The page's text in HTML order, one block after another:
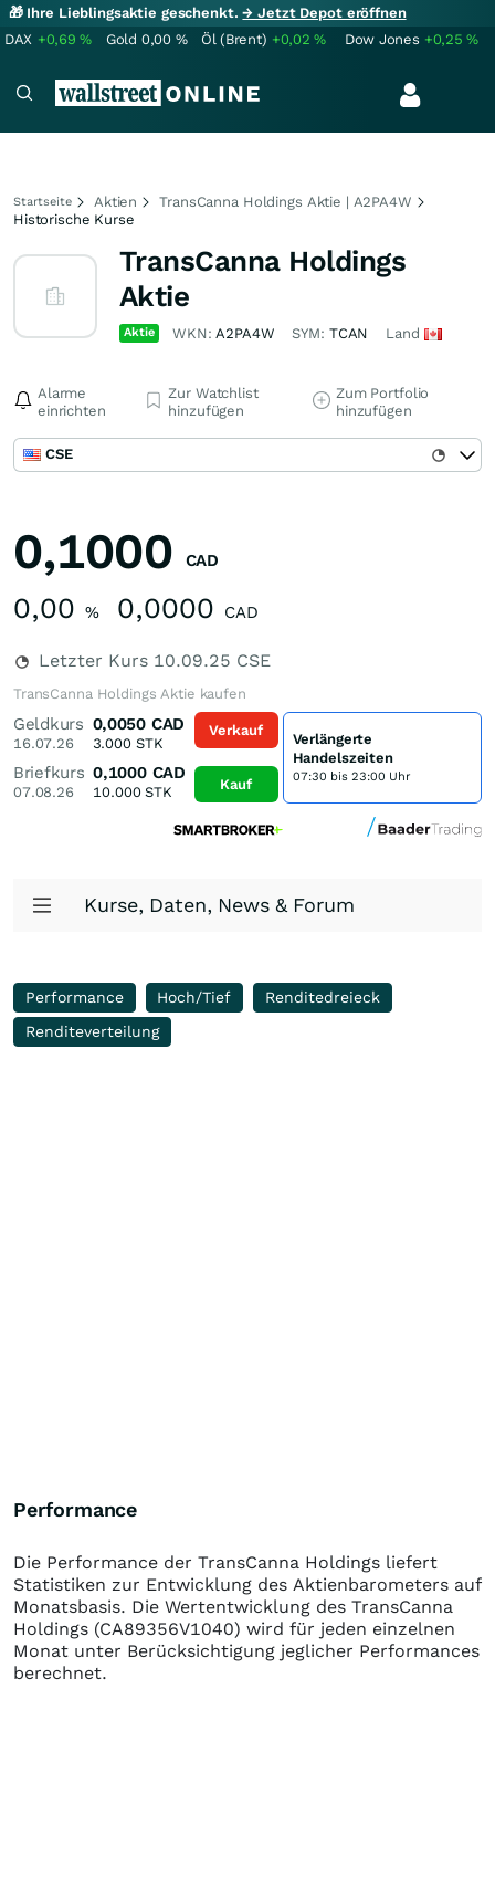
🎁 Ihre Lieblingsaktie geschenkt.→ Jetzt Depot eröffnen
DAX +0,69% Gold 0,00 % Öl (Brent) +0,02% Dow Jones +0,25%
Startseite Aktien
TransCanna Holdings Aktie | A2PA4W
Historische Kurse
TransCanna Holdings
Aktie
Aktie WKN:A2PA4W SYM: TCAN Land
Alarme
einrichten
Zur Watchlist
hinzufügen
Zum Portfolio
hinzufügen
CSE
0,1000 CAD
0,00 % 0,0000 CAD
Letzter Kurs 10.09.25 CSE
TransCanna Holdings Aktie kaufen
Geldkurs
16.07.26
0,0050 CAD
3.000STK
Briefkurs
07.08.26
0,1000 CAD
10.000STK
Verkauf
Kauf
Verlängerte
Handelszeiten
07:30 bis 23:00 Uhr
Kurse, Daten, News & Forum
Performance Hoch/Tief
Renditedreieck
Renditeverteilung
Performance
Die Performance der TransCanna Holdings liefert
Statistiken zur Entwicklung des Aktienbarometers auf
Monatsbasis. Die Wertentwicklung des TransCanna
Holdings (CA89356V1040) wird für jeden einzelnen
Monat unter Berücksichtigung jeglicher Performances
berechnet.